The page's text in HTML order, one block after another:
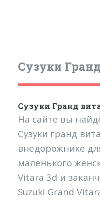
Сузуки
Сузуки Гранд
На сайте вы
Сузуки гранд
внедорожнике
маленького
Vitara 3d и
Suzuki Grand